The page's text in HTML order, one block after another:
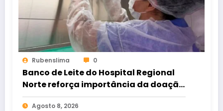
Rubenslima 0
Banco de Leite do Hospital Regional
Norte reforça importância da doação
para atender bebês internados
Agosto 8, 2026